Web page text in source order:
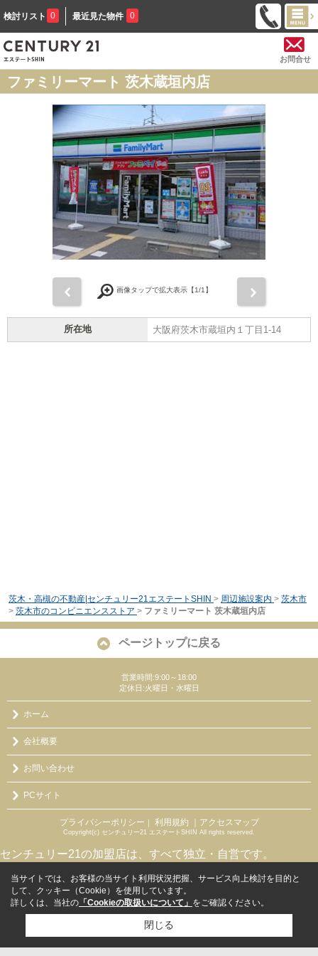
検討リスト 0 最近見た物件 0
お問合せ
ファミリーマート 茨木蔵垣内店
画像タップで拡大表示【1/1】
所在地 大阪府茨木市蔵垣内１丁目1-14
茨木・高槻の不動産|センチュリー21エステートSHIN > 周辺施設案内 > 茨木市
> 茨木市のコンビニエンスストア > ファミリーマート 茨木蔵垣内店
ページトップに戻る
営業時間:9:00～18:00
定休日:火曜日・水曜日
ホーム
会社概要
お問い合わせ
PCサイト
プライバシーポリシー ｜ 利用規約 ｜アクセスマップ
Copyright(c) センチュリー21 エステートSHIN All rights reserved.
センチュリー21の加盟店は、すべて独立・自営です。
当サイトでは、お客様の当サイト利用状況把握、サービス向上検討を目的と
して、クッキー（Cookie）を使用しています。
詳しくは、当社の 「Cookieの取扱いについて」 をご確認ください。
閉じる